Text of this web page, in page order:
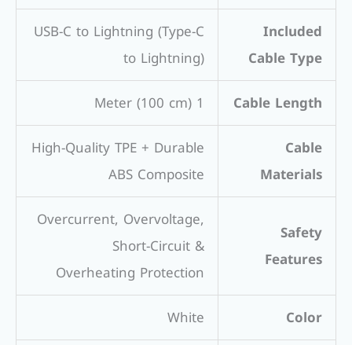
Included
Cable Type
USB-C to Lightning (Type-C
to Lightning)
Cable Length
1 Meter (100 cm)
Cable
Materials
High-Quality TPE + Durable
ABS Composite
Safety
Features
Overcurrent, Overvoltage,
Short-Circuit &
Overheating Protection
Color
White